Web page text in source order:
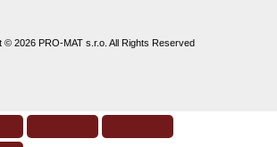
© 2026 PRO-MAT s.r.o. All Rights Reserved